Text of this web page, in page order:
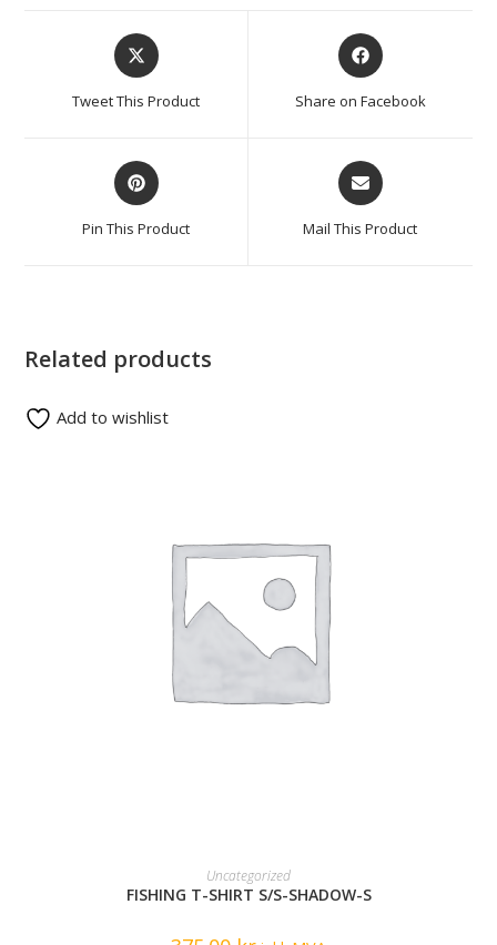
Tweet This Product Share on Facebook
Pin This Product Mail This Product
Related products
READ MORE
Uncategorized
FISHING T-SHIRT S/S-SHADOW-S
Add to wishlist